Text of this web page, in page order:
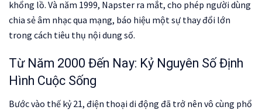
khổng lồ. Và năm 1999, Napster ra mắt, cho phép người dùng
chia sẻ âm nhạc qua mạng, báo hiệu một sự thay đổi lớn
trong cách tiêu thụ nội dung số.
Từ Năm 2000 Đến Nay: Kỷ Nguyên Số Định
Hình Cuộc Sống
Bước vào thế kỷ 21, điện thoại di động đã trở nên vô cùng phổ